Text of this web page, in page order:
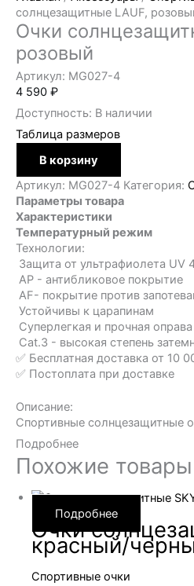
солнцезащитные LAUF,
Очки
розовый
Артикул: MG027-4
4 590 ₽
Доступность: В наличии
Таблица размеров
товара
Очки
солнцезащитные
LAUF,
розовый
В корзину
Артикул: MG027-4 Категория:
Параметры товара
Характеристики
Температурный режим
Технологии:
Защита от ультрафиолета UV
AP - антибликовое покрытие
AF- покрытие против
Устойчивы к царапинам
Суперлегкая и прочная
Cat.3 - высокая степень
✅ Бесплатная доставка от 10
✅ Постоплата при доставке
Описание:
Спортивные солнцезащитные
Подробнее
Похожие товары
Подробнее
Очки
красный/
Спортивные очки